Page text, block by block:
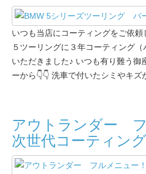
いつも当店にコーティングをご依
５ツーリングに３年コーティング
いただきました♪ いつも有り難う御
ーから👇👇 洗車で付いたシミやキズ
アウトランダー フ
次世代コーティング